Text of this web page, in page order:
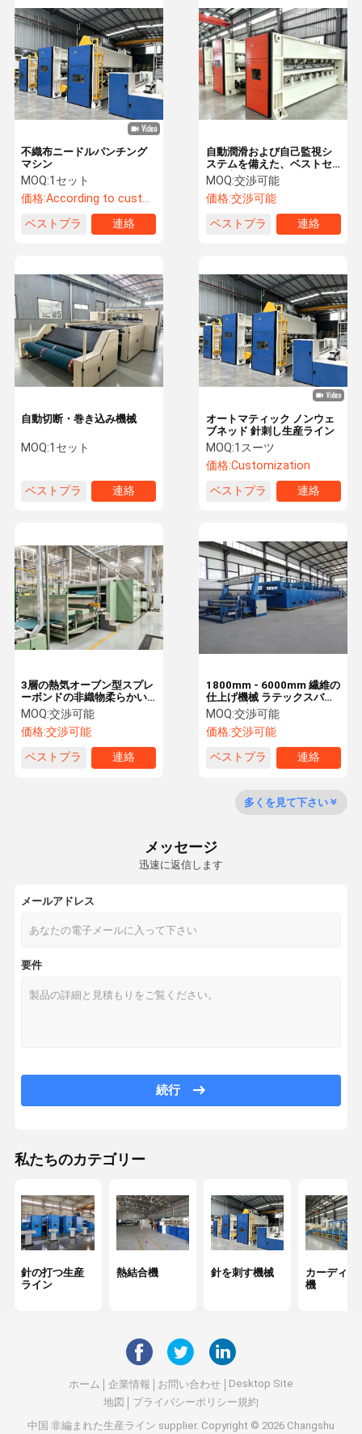
工場 ツアー 品質管理 ニュース
て ください
繊維の入り口機械
ウィンド マシーン
繊維の仕上げ機械
化学結合用 織物以外の機械
自動潤滑および自己監視シ
ステムを備えた、ベストセ
ルの高速ニードルパンチン
グマシン
MOQ:交渉可能
価格:交渉可能
ベストプラ
連絡
不織布ニードルパンチング
マシン
MOQ:1セット
価格:According to customization
ベストプラ
連絡
オートマティック ノンウェ
ブネッド 針刺し生産ライン
MOQ:1スーツ
価格:Customization
ベストプラ
連絡
自動切断・巻き込み機械
MOQ:1セット
ベストプラ
連絡
1800mm - 6000mm 繊維の
仕上げ機械 ラテックスバッ
クアップとホットセット
30m/Min 仕上げステンター
マシン
MOQ:交渉可能
価格:交渉可能
ベストプラ
連絡
3層の熱気オーブン型スプレ
ーボンドの非織物柔らかい
ワット用
MOQ:交渉可能
価格:交渉可能
ベストプラ
連絡
多くを見て下さい
メッセージ
迅速に返信します
メールアドレス
要件
続行
私たちのカテゴリー
針の打つ生産
ライン
熱結合機 針を刺す機械
カーディン
機
ホーム 企業情報 お問い合わせ
Desktop Site
地図
プライバシーポリシー規約
中国 非編まれた生産ライン supplier. Copyright © 2026 Changshu